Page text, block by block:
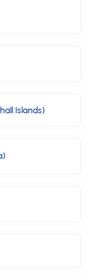
Islands)